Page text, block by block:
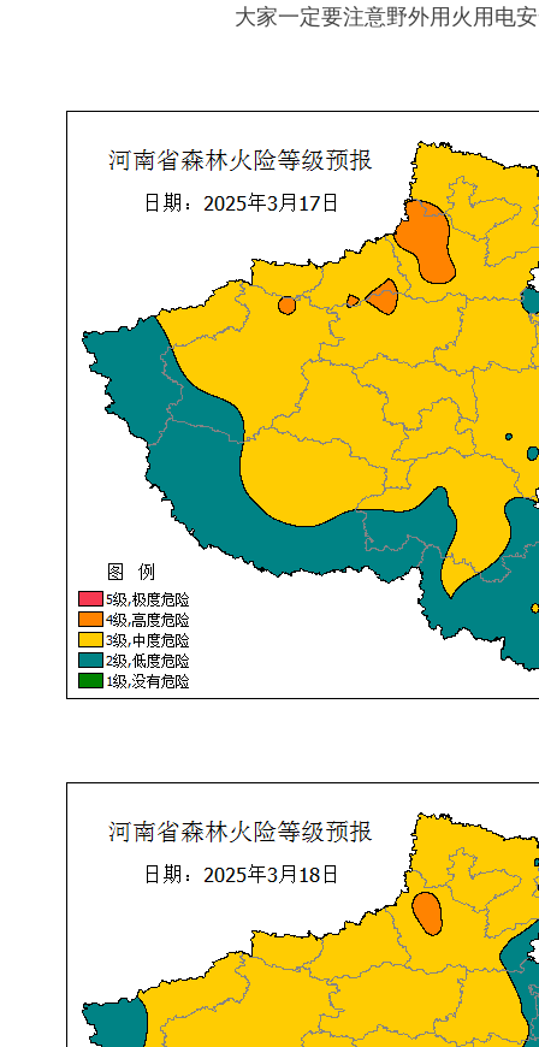
大家一定要注意野外用火用电